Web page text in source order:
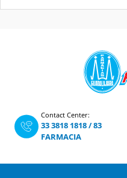
Contact Center:
33 3818 1818/83
FARMACIA